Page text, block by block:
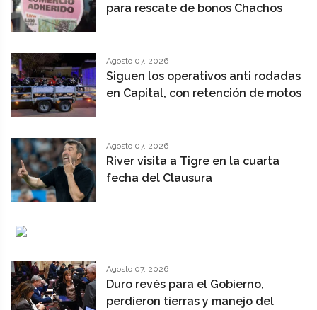
para rescate de bonos Chachos
Agosto 07, 2026
Siguen los operativos anti rodadas
en Capital, con retención de motos
Agosto 07, 2026
River visita a Tigre en la cuarta
fecha del Clausura
Agosto 07, 2026
Duro revés para el Gobierno,
perdieron tierras y manejo del